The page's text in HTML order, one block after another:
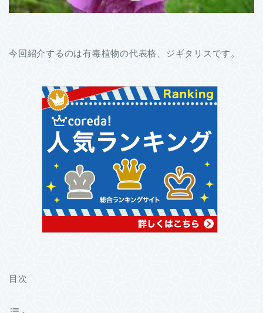
今回紹介するのは有毒植物の代表格、ジギタリスです。
目次